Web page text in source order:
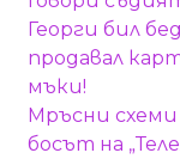
Георги бил
продавал
мъки!
Мръсни схеми
босът на